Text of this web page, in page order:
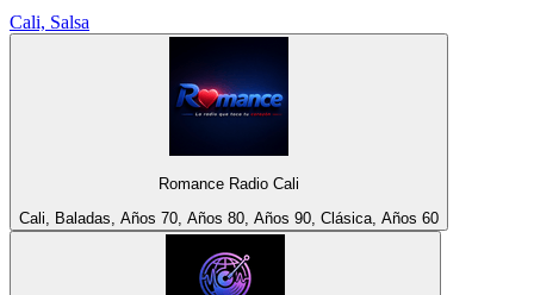
Cali, Salsa
Romance Radio Cali
Cali, Baladas, Años 70, Años 80, Años 90, Clásica, Años 60